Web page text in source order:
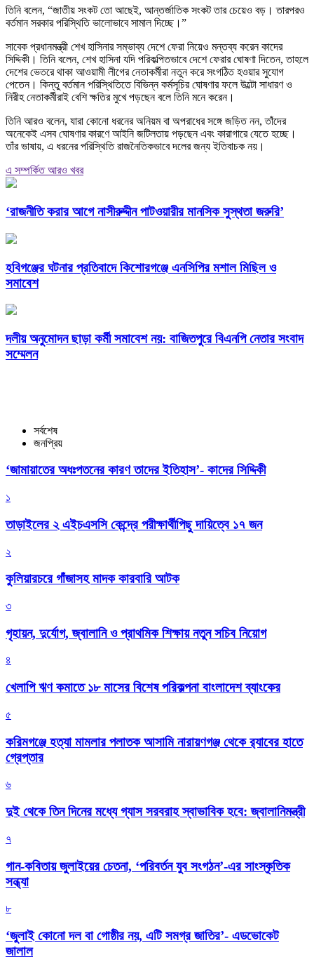
তিনি বলেন, “জাতীয় সংকট তো আছেই, আন্তর্জাতিক সংকট তার চেয়েও বড়। তারপরও
বর্তমান সরকার পরিস্থিতি ভালোভাবে সামাল দিচ্ছে।”
সাবেক প্রধানমন্ত্রী শেখ হাসিনার সম্ভাব্য দেশে ফেরা নিয়েও মন্তব্য করেন কাদের
সিদ্দিকী। তিনি বলেন, শেখ হাসিনা যদি পরিকল্পিতভাবে দেশে ফেরার ঘোষণা দিতেন, তাহলে
দেশের ভেতরে থাকা আওয়ামী লীগের নেতাকর্মীরা নতুন করে সংগঠিত হওয়ার সুযোগ
পেতেন। কিন্তু বর্তমান পরিস্থিতিতে বিভিন্ন কর্মসূচির ঘোষণার ফলে উল্টো সাধারণ ও
নিরীহ নেতাকর্মীরাই বেশি ক্ষতির মুখে পড়ছেন বলে তিনি মনে করেন।
তিনি আরও বলেন, যারা কোনো ধরনের অনিয়ম বা অপরাধের সঙ্গে জড়িত নন, তাঁদের
অনেকেই এসব ঘোষণার কারণে আইনি জটিলতায় পড়ছেন এবং কারাগারে যেতে হচ্ছে।
তাঁর ভাষায়, এ ধরনের পরিস্থিতি রাজনৈতিকভাবে দলের জন্য ইতিবাচক নয়।
এ সম্পর্কিত আরও খবর
‘রাজনীতি করার আগে নাসীরুদ্দীন পাটওয়ারীর মানসিক সুস্থতা জরুরি’
হবিগঞ্জের ঘটনার প্রতিবাদে কিশোরগঞ্জে এনসিপির মশাল মিছিল ও
সমাবেশ
দলীয় অনুমোদন ছাড়া কর্মী সমাবেশ নয়: বাজিতপুরে বিএনপি নেতার সংবাদ
সম্মেলন
সর্বশেষ
জনপ্রিয়
‘জামায়াতের অধঃপতনের কারণ তাদের ইতিহাস’- কাদের সিদ্দিকী
১
তাড়াইলের ২ এইচএসসি কেন্দ্রে পরীক্ষার্থীপিছু দায়িত্বে ১৭ জন
২
কুলিয়ারচরে গাঁজাসহ মাদক কারবারি আটক
৩
গৃহায়ন, দুর্যোগ, জ্বালানি ও প্রাথমিক শিক্ষায় নতুন সচিব নিয়োগ
৪
খেলাপি ঋণ কমাতে ১৮ মাসের বিশেষ পরিকল্পনা বাংলাদেশ ব্যাংকের
৫
করিমগঞ্জে হত্যা মামলার পলাতক আসামি নারায়ণগঞ্জ থেকে র‌্যাবের হাতে
গ্রেপ্তার
৬
দুই থেকে তিন দিনের মধ্যে গ্যাস সরবরাহ স্বাভাবিক হবে: জ্বালানিমন্ত্রী
৭
গান-কবিতায় জুলাইয়ের চেতনা, ‘পরিবর্তন যুব সংগঠন’-এর সাংস্কৃতিক
সন্ধ্যা
৮
‘জুলাই কোনো দল বা গোষ্ঠীর নয়, এটি সমগ্র জাতির’- এডভোকেট
জালাল